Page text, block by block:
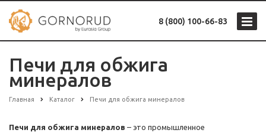
8 (800) 100-66-83
Печи для обжига
минералов
Главная Каталог Печи для обжига минералов
Печи для обжига минералов – это промышленное